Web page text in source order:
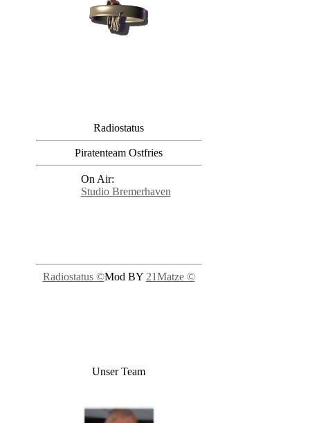
Radiostatus
Piratenteam Ostfries
On Air:
Studio Bremerhaven
Radiostatus ©Mod BY 21Matze ©
Unser Team